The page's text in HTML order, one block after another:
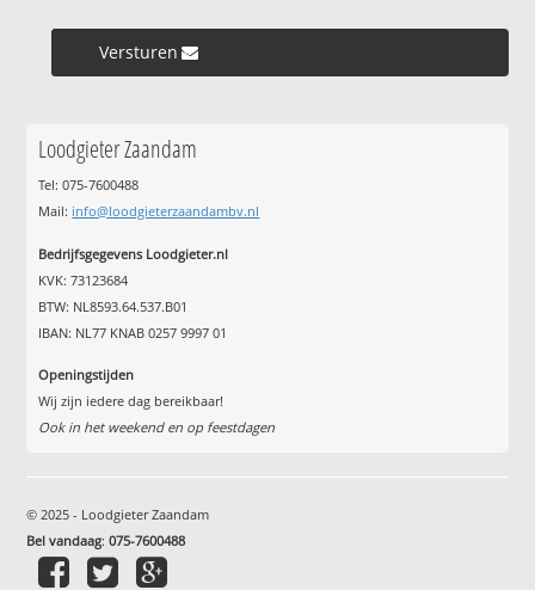
Versturen »
Loodgieter Zaandam
Tel: 075-7600488
Mail: info@loodgieterzaandambv.nl
Bedrijfsgegevens Loodgieter.nl
KVK: 73123684
BTW: NL8593.64.537.B01
IBAN: NL77 KNAB 0257 9997 01
Openingstijden
Wij zijn iedere dag bereikbaar!
Ook in het weekend en op feestdagen
© 2025 - Loodgieter Zaandam
Bel vandaag:075-7600488